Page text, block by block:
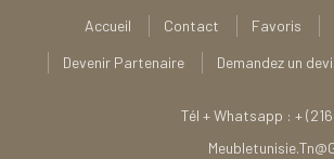
Accueil Contact Favoris
Devenir Partenaire
Demandez un
Tél + Whatsapp : +